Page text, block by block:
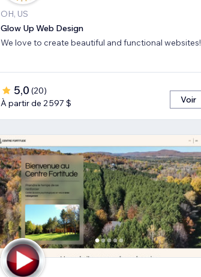
OH, US
Glow Up Web Design
We love to create beautiful and functional websites!
5,0 (20)
À partir de 2 597 $
Voir